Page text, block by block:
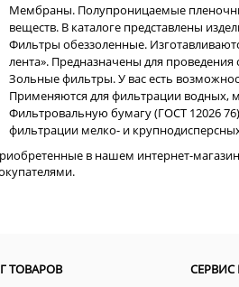
Мембраны. Полупроницаемые
веществ. В каталоге представлены
Фильтры обеззоленные.
лента». Предназначены для
Зольные фильтры. У вас есть
Применяются для фильтрации водных,
Фильтровальную бумагу (ГОСТ 12026
фильтрации мелко- и
в нашем интернет-
ТОВАРОВ